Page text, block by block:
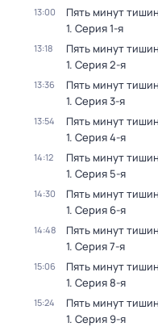
13:00 Пять минут
1. Серия 1-я
13:18 Пять минут
1. Серия 2-я
13:36 Пять минут
1. Серия 3-я
13:54 Пять минут
1. Серия 4-я
14:12 Пять минут
1. Серия 5-я
14:30 Пять минут
1. Серия 6-я
14:48 Пять минут
1. Серия 7-я
15:06 Пять минут
1. Серия 8-я
15:24 Пять минут
1. Серия 9-я